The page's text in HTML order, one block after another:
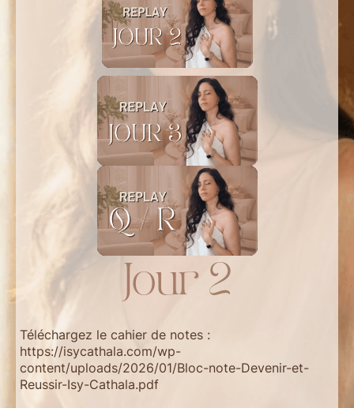
Jour 2
Téléchargez le cahier de notes :
https://isycathala.com/wp-
content/uploads/2026/01/Bloc-note-Devenir-et-
Reussir-Isy-Cathala.pdf